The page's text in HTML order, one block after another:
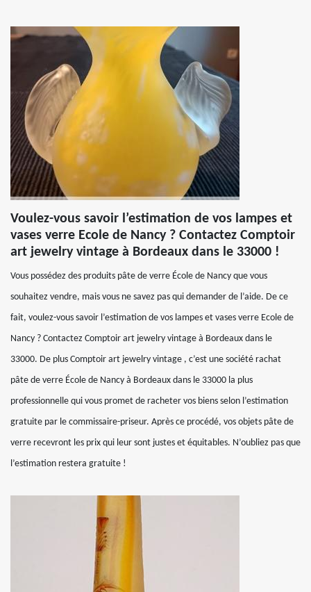
Voulez-vous savoir l’estimation de vos lampes et
vases verre Ecole de Nancy ? Contactez Comptoir
art jewelry vintage à Bordeaux dans le 33000 !
Vous possédez des produits pâte de verre École de Nancy que vous
souhaitez vendre, mais vous ne savez pas qui demander de l’aide. De ce
fait, voulez-vous savoir l’estimation de vos lampes et vases verre Ecole de
Nancy ? Contactez Comptoir art jewelry vintage à Bordeaux dans le
33000. De plus Comptoir art jewelry vintage , c’est une société rachat
pâte de verre École de Nancy à Bordeaux dans le 33000 la plus
professionnelle qui vous promet de racheter vos biens selon l’estimation
gratuite par le commissaire-priseur. Après ce procédé, vos objets pâte de
verre recevront les prix qui leur sont justes et équitables. N’oubliez pas que
l’estimation restera gratuite !